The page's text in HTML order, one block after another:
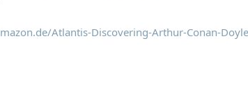
Atlantis-Discovering-Arthur-Conan-